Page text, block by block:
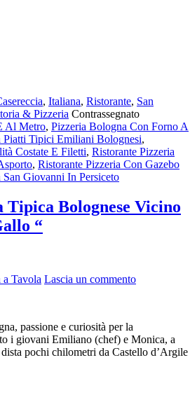
, Italiana, Ristorante, San
& Pizzeria Contrassegnato
Al Metro, Pizzeria Bologna Con Forno A
Piatti Tipici Emiliani Bolognesi,
Costate E Filetti, Ristorante Pizzeria
, Ristorante Pizzeria Con Gazebo
San Giovanni In Persiceto
Bolognese Vicino
“
Tavola Lascia un commento
passione e curiosità per la
i giovani Emiliano (chef) e Monica, a
pochi chilometri da Castello d’Argile